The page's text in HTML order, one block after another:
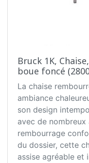
Bruck 1K,
boue foncé
La chaise
ambiance
son design
avec de nombreux
rembourrage
du dossier, cette
assise agréable et